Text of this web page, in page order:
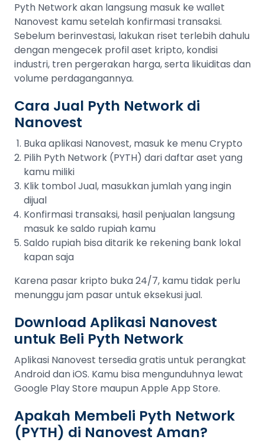
Pyth Network akan langsung masuk ke wallet
Nanovest kamu setelah konfirmasi transaksi.
Sebelum berinvestasi, lakukan riset terlebih dahulu
dengan mengecek profil aset kripto, kondisi
industri, tren pergerakan harga, serta likuiditas dan
volume perdagangannya.
Cara Jual Pyth Network di
Nanovest
Buka aplikasi Nanovest, masuk ke menu Crypto
Pilih Pyth Network (PYTH) dari daftar aset yang
kamu miliki
Klik tombol Jual, masukkan jumlah yang ingin
dijual
Konfirmasi transaksi, hasil penjualan langsung
masuk ke saldo rupiah kamu
Saldo rupiah bisa ditarik ke rekening bank lokal
kapan saja
Karena pasar kripto buka 24/7, kamu tidak perlu
menunggu jam pasar untuk eksekusi jual.
Download Aplikasi Nanovest
untuk Beli Pyth Network
Aplikasi Nanovest tersedia gratis untuk perangkat
Android dan iOS. Kamu bisa mengunduhnya lewat
Google Play Store maupun Apple App Store.
Apakah Membeli Pyth Network
(PYTH) di Nanovest Aman?